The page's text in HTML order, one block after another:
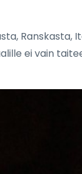
Ranskasta,
ei vain